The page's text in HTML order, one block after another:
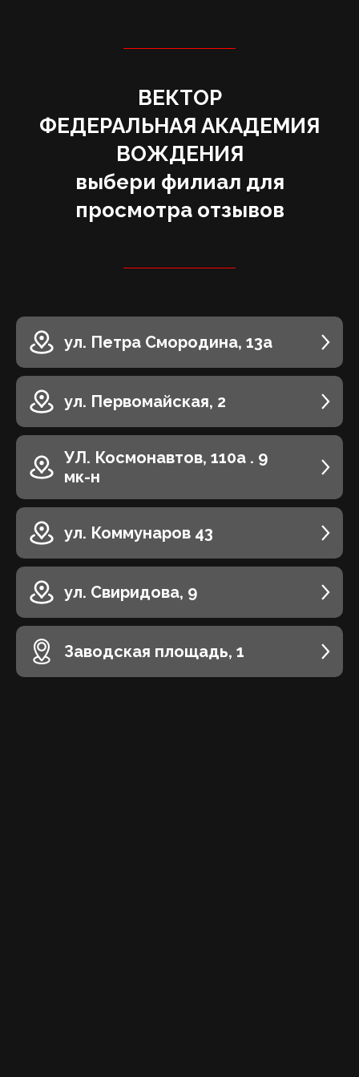
ВЕКТОР
‌ФЕДЕРАЛЬНАЯ АКАДЕМИЯ
ВОЖДЕНИЯ
выбери филиал для
просмотра отзывов
ул. ​Петра Смородина, 13а​
ул. Первомайская, 2
УЛ. ​Космонавтов, 110а . 9
мк-н
ул. Коммунаров 43
ул. Свиридова, 9
Заводская площадь, 1